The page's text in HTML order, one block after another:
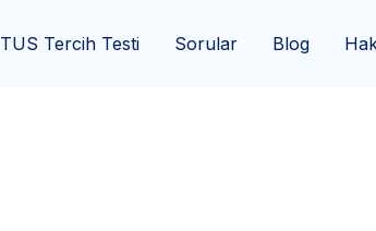
TUS Tercih Testi Sorular Blog